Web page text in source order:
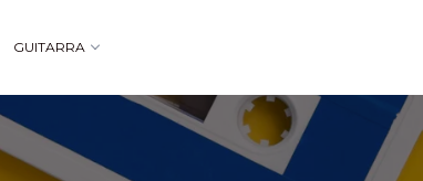
GUITARRA